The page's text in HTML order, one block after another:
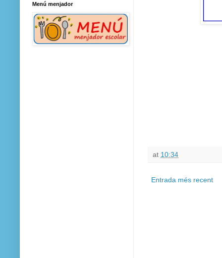
at 10:34
Entrada més recent
Menú menjador